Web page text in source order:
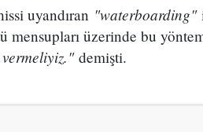
uyandıran "waterboarding"
üzerinde bu
vermeliyiz." demişti.